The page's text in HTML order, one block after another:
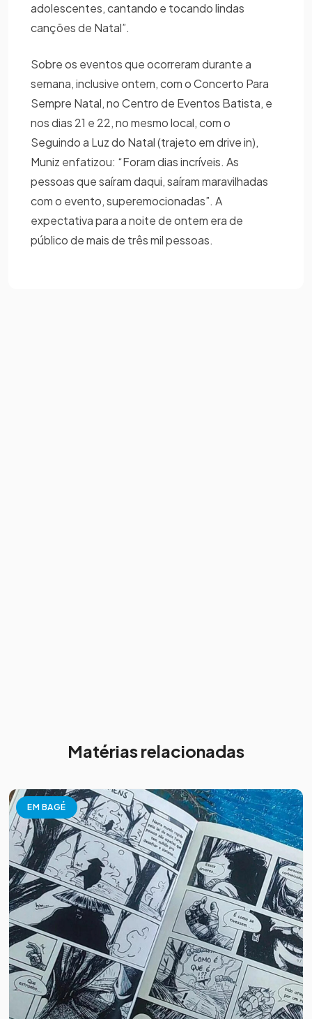
adolescentes, cantando e tocando lindas
canções de Natal”.
Sobre os eventos que ocorreram durante a
semana, inclusive ontem, com o Concerto Para
Sempre Natal, no Centro de Eventos Batista, e
nos dias 21 e 22, no mesmo local, com o
Seguindo a Luz do Natal (trajeto em drive in),
Muniz enfatizou: “Foram dias incríveis. As
pessoas que saíram daqui, saíram maravilhadas
com o evento, superemocionadas”. A
expectativa para a noite de ontem era de
público de mais de três mil pessoas.
Matérias relacionadas
EM BAGÉ